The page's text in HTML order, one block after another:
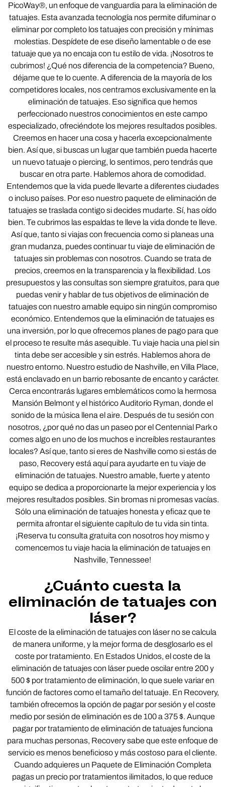
PicoWay®, un enfoque de vanguardia para la eliminación de
tatuajes. Esta avanzada tecnología nos permite difuminar o
eliminar por completo los tatuajes con precisión y mínimas
molestias. Despídete de ese diseño lamentable o de ese
tatuaje que ya no encaja con tu estilo de vida. ¡Nosotros te
cubrimos! ¿Qué nos diferencia de la competencia? Bueno,
déjame que te lo cuente. A diferencia de la mayoría de los
competidores locales, nos centramos exclusivamente en la
eliminación de tatuajes. Eso significa que hemos
perfeccionado nuestros conocimientos en este campo
especializado, ofreciéndote los mejores resultados posibles.
Creemos en hacer una cosa y hacerla excepcionalmente
bien. Así que, si buscas un lugar que también pueda hacerte
un nuevo tatuaje o piercing, lo sentimos, pero tendrás que
buscar en otra parte. Hablemos ahora de comodidad.
Entendemos que la vida puede llevarte a diferentes ciudades
o incluso países. Por eso nuestro paquete de eliminación de
tatuajes se traslada contigo si decides mudarte. Sí, has oído
bien. Te cubrimos las espaldas te lleve la vida donde te lleve.
Así que, tanto si viajas con frecuencia como si planeas una
gran mudanza, puedes continuar tu viaje de eliminación de
tatuajes sin problemas con nosotros. Cuando se trata de
precios, creemos en la transparencia y la flexibilidad. Los
presupuestos y las consultas son siempre gratuitos, para que
puedas venir y hablar de tus objetivos de eliminación de
tatuajes con nuestro amable equipo sin ningún compromiso
económico. Entendemos que la eliminación de tatuajes es
una inversión, por lo que ofrecemos planes de pago para que
el proceso te resulte más asequible. Tu viaje hacia una piel sin
tinta debe ser accesible y sin estrés. Hablemos ahora de
nuestro entorno. Nuestro estudio de Nashville, en Villa Place,
está enclavado en un barrio rebosante de encanto y carácter.
Cerca encontrarás lugares emblemáticos como la hermosa
Mansión Belmont y el histórico Auditorio Ryman, donde el
sonido de la música llena el aire. Después de tu sesión con
nosotros, ¿por qué no das un paseo por el Centennial Park o
comes algo en uno de los muchos e increíbles restaurantes
locales? Así que, tanto si eres de Nashville como si estás de
paso, Recovery está aquí para ayudarte en tu viaje de
eliminación de tatuajes. Nuestro amable, fuerte y atento
equipo se dedica a proporcionarte la mejor experiencia y los
mejores resultados posibles. Sin bromas ni promesas vacías.
Sólo una eliminación de tatuajes honesta y eficaz que te
permita afrontar el siguiente capítulo de tu vida sin tinta.
¡Reserva tu consulta gratuita con nosotros hoy mismo y
comencemos tu viaje hacia la eliminación de tatuajes en
Nashville, Tennessee!
¿Cuánto cuesta la
eliminación de tatuajes con
láser?
El coste de la eliminación de tatuajes con láser no se calcula
de manera uniforme, y la mejor forma de desglosarlo es el
coste por tratamiento. En Estados Unidos, el coste de la
eliminación de tatuajes con láser puede oscilar entre 200 y
500 $ por tratamiento de eliminación, lo que suele variar en
función de factores como el tamaño del tatuaje. En Recovery,
también ofrecemos la opción de pagar por sesión y el coste
medio por sesión de eliminación es de 100 a 375 $. Aunque
pagar por tratamiento de eliminación de tatuajes funciona
para muchas personas, Recovery sabe que este enfoque de
servicio es menos beneficioso y más costoso para el cliente.
Cuando adquieres un Paquete de Eliminación Completa
pagas un precio por tratamientos ilimitados, lo que reduce